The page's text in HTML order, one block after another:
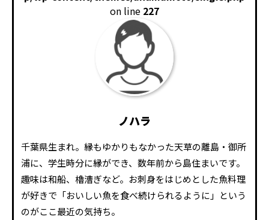
on line 227
ノハラ
千葉県生まれ。縁もゆかりもなかった天草の離島・御所
浦に、学生時分に縁ができ、数年前から島住まいです。
趣味は和船、櫓漕ぎなど。お刺身をはじめとした魚料理
が好きで「おいしい魚を食べ続けられるように」という
のがここ最近の気持ち。